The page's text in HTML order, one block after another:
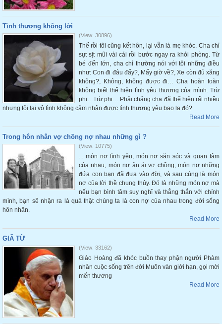
Tình thương không lời
(View: 30896)
Thế rồi tôi cũng kết hôn, lại vẫn là mẹ khóc. Cha chỉ
sụt sịt mũi vài cái rồi bước ngay ra khỏi phòng. Từ
bé đến lớn, cha chỉ thường nói với tôi những điều
như: Con đi đâu đấy?, Mấy giờ về?, Xe còn đủ xăng
không?, Không, không được đi… Cha hoàn toàn
không biết thể hiện tình yêu thương của mình. Trừ
phi…Trừ phi… Phải chăng cha đã thể hiện rất nhiều
nhưng tôi lại vô tình không cảm nhận được tình thương yêu bao la đó?
Read More
Trong hôn nhân vợ chồng nợ nhau những gì ?
(View: 10775)
... món nợ tình yêu, món nợ săn sóc và quan tâm
của nhau, món nợ ân ái vợ chồng, món nợ những
đứa con bạn đã đưa vào đời, và sau cùng là món
nợ của lời thề chung thủy. Đó là những món nợ mà
nếu bạn bình tâm suy nghĩ và thẳng thắn với chính
mình, bạn sẽ nhận ra là quả thật chúng ta là con nợ của nhau trong đời sống
hôn nhân.
Read More
GIÃ TỪ
(View: 33162)
Giáo Hoàng đã khóc buồn thay phận người Phàm
nhân cuộc sống trên đời Muôn vàn giới hạn, gọi mời
mến thương
Read More